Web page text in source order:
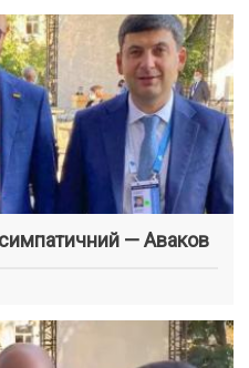
— Аваков